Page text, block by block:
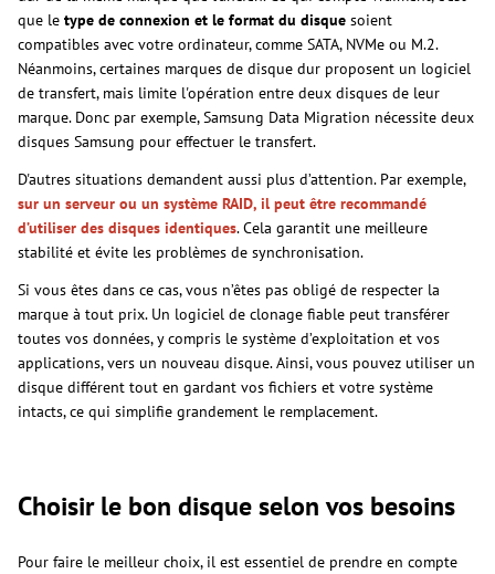
que le type de connexion et le format du disque soient
compatibles avec votre ordinateur, comme SATA, NVMe ou M.2.
Néanmoins, certaines marques de disque dur proposent un logiciel
de transfert, mais limite l'opération entre deux disques de leur
marque. Donc par exemple, Samsung Data Migration nécessite deux
disques Samsung pour effectuer le transfert.
D'autres situations demandent aussi plus d’attention. Par exemple,
sur un serveur ou un système RAID, il peut être recommandé
d’utiliser des disques identiques. Cela garantit une meilleure
stabilité et évite les problèmes de synchronisation.
Si vous êtes dans ce cas, vous n’êtes pas obligé de respecter la
marque à tout prix. Un logiciel de clonage fiable peut transférer
toutes vos données, y compris le système d’exploitation et vos
applications, vers un nouveau disque. Ainsi, vous pouvez utiliser un
disque différent tout en gardant vos fichiers et votre système
intacts, ce qui simplifie grandement le remplacement.
Choisir le bon disque selon vos besoins
Pour faire le meilleur choix, il est essentiel de prendre en compte